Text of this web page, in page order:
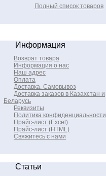
Полный список товаров
Информация
Возврат товара
Информация о нас
Наш адрес
Оплата
Доставка. Самовывоз
Доставка заказов в Казахстан и
Беларусь
Реквизиты
Политика конфиденциальности
Прайс-лист (Excel)
Прайс-лист (HTML)
Свяжитесь с нами
Статьи